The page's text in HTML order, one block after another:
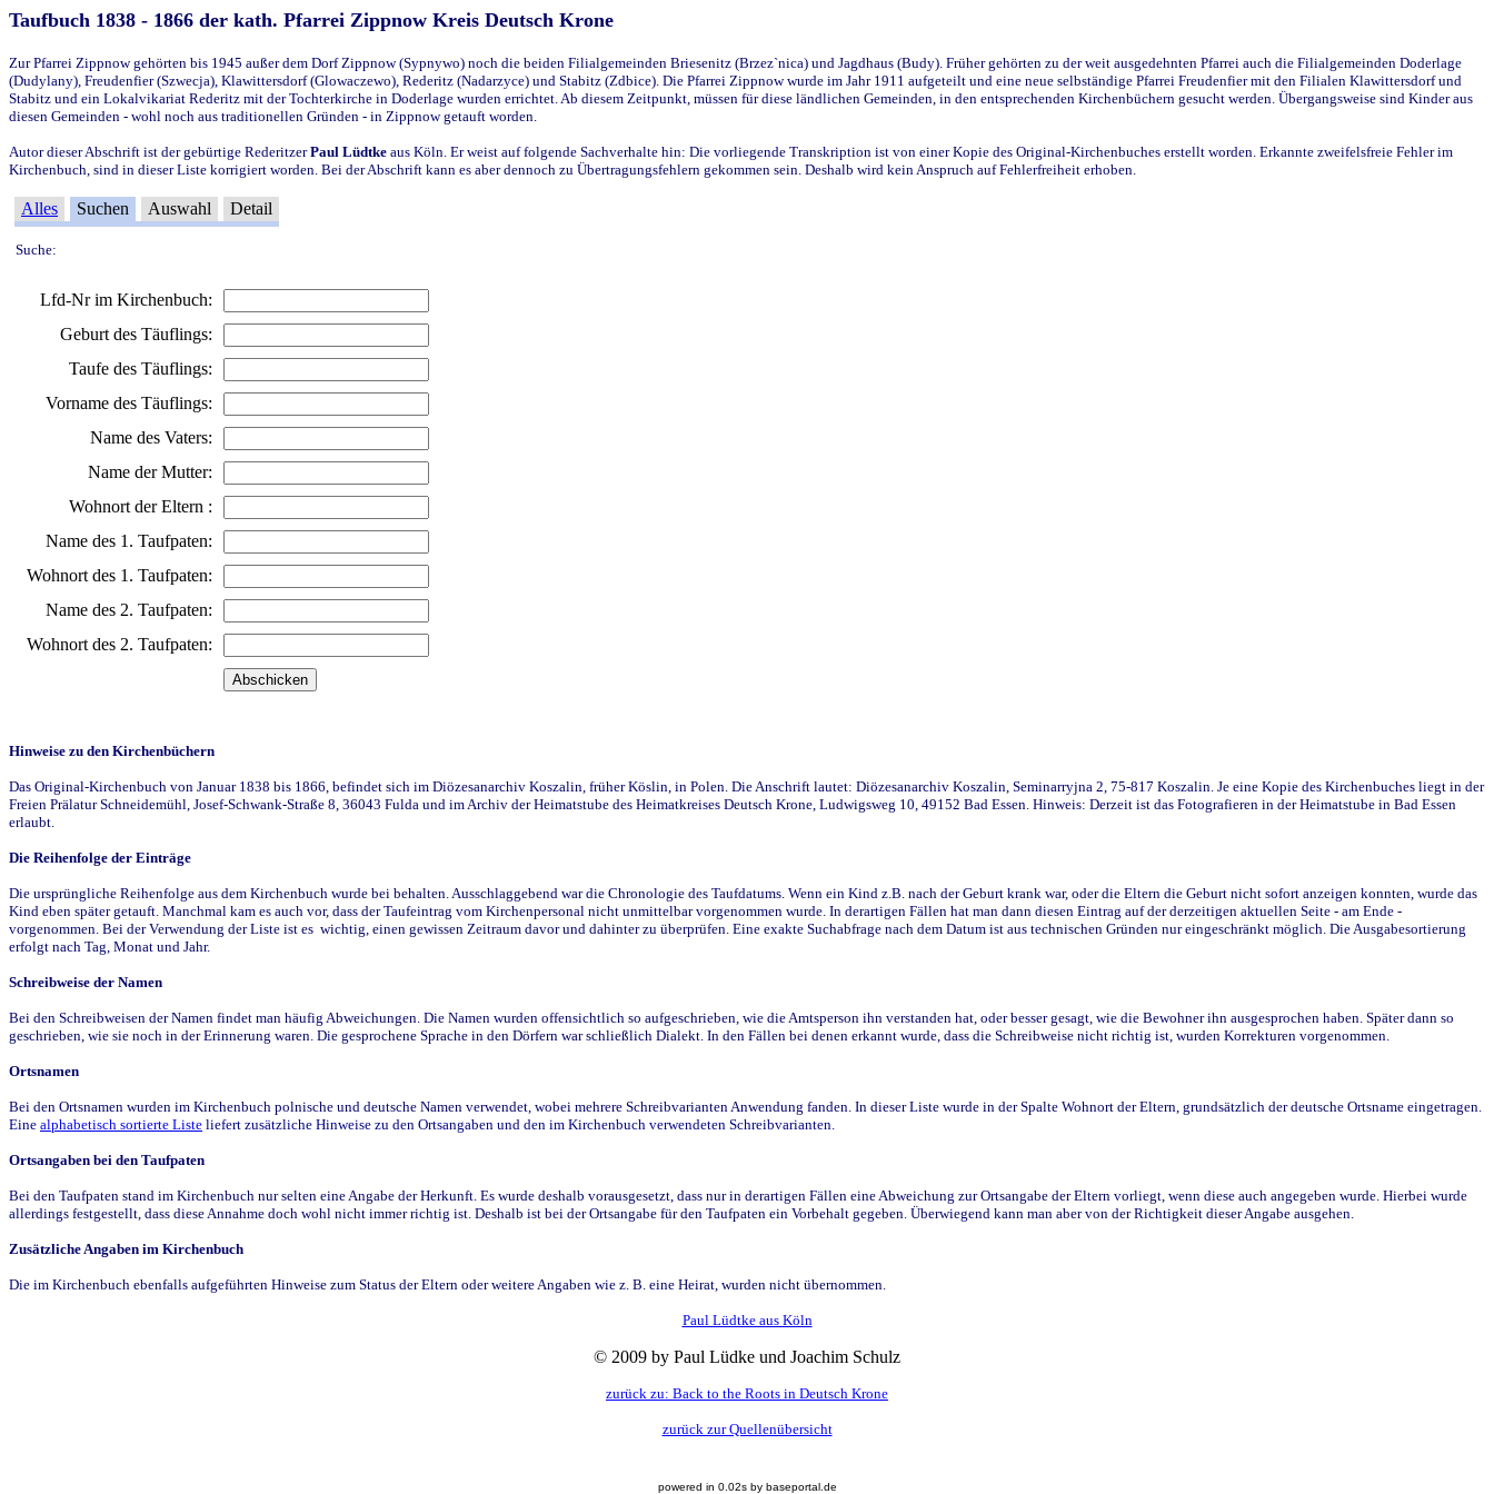
Taufbuch 1838 - 1866 der kath. Pfarrei Zippnow Kreis Deutsch Krone
Zur Pfarrei Zippnow gehörten bis 1945 außer dem Dorf Zippnow (Sypnywo) noch die beiden Filialgemeinden Briesenitz (Brzez`nica) und Jagdhaus (Budy). Früher gehörten zu der weit ausgedehnten Pfarrei auch die Filialgemeinden Doderlage
(Dudylany), Freudenfier (Szwecja), Klawittersdorf (Glowaczewo), Rederitz (Nadarzyce) und Stabitz (Zdbice). Die Pfarrei Zippnow wurde im Jahr 1911 aufgeteilt und eine neue selbständige Pfarrei Freudenfier mit den Filialen Klawittersdorf und
Stabitz und ein Lokalvikariat Rederitz mit der Tochterkirche in Doderlage wurden errichtet. Ab diesem Zeitpunkt, müssen für diese ländlichen Gemeinden, in den entsprechenden Kirchenbüchern gesucht werden. Übergangsweise sind Kinder aus
diesen Gemeinden - wohl noch aus traditionellen Gründen - in Zippnow getauft worden.
Autor dieser Abschrift ist der gebürtige RederitzerPaul Lüdtke aus Köln. Er weist auf folgende Sachverhalte hin: Die vorliegende Transkription ist von einer Kopie des Original-Kirchenbuches erstellt worden. Erkannte zweifelsfreie Fehler im
Kirchenbuch, sind in dieser Liste korrigiert worden. Bei der Abschrift kann es aber dennoch zu Übertragungsfehlern gekommen sein. Deshalb wird kein Anspruch auf Fehlerfreiheit erhoben.
Alles Suchen Auswahl Detail
Suche:
Lfd-Nr im Kirchenbuch:
Geburt des Täuflings:
Taufe des Täuflings:
Vorname des Täuflings:
Name des Vaters:
Name der Mutter:
Wohnort der Eltern :
Name des 1. Taufpaten:
Wohnort des 1. Taufpaten:
Name des 2. Taufpaten:
Wohnort des 2. Taufpaten:
Hinweise zu den Kirchenbüchern
Das Original-Kirchenbuch von Januar 1838 bis 1866, befindet sich im Diözesanarchiv Koszalin, früher Köslin, in Polen. Die Anschrift lautet: Diözesanarchiv Koszalin, Seminarryjna 2, 75-817 Koszalin. Je eine Kopie des Kirchenbuches liegt in der
Freien Prälatur Schneidemühl, Josef-Schwank-Straße 8, 36043 Fulda und im Archiv der Heimatstube des Heimatkreises Deutsch Krone, Ludwigsweg 10, 49152 Bad Essen. Hinweis: Derzeit ist das Fotografieren in der Heimatstube in Bad Essen
erlaubt.
Die Reihenfolge der Einträge
Die ursprüngliche Reihenfolge aus dem Kirchenbuch wurde bei behalten. Ausschlaggebend war die Chronologie des Taufdatums. Wenn ein Kind z.B. nach der Geburt krank war, oder die Eltern die Geburt nicht sofort anzeigen konnten, wurde das
Kind eben später getauft. Manchmal kam es auch vor, dass der Taufeintrag vom Kirchenpersonal nicht unmittelbar vorgenommen wurde. In derartigen Fällen hat man dann diesen Eintrag auf der derzeitigen aktuellen Seite - am Ende -
vorgenommen. Bei der Verwendung der Liste ist es wichtig, einen gewissen Zeitraum davor und dahinter zu überprüfen. Eine exakte Suchabfrage nach dem Datum ist aus technischen Gründen nur eingeschränkt möglich. Die Ausgabesortierung
erfolgt nach Tag, Monat und Jahr.
Schreibweise der Namen
Bei den Schreibweisen der Namen findet man häufig Abweichungen. Die Namen wurden offensichtlich so aufgeschrieben, wie die Amtsperson ihn verstanden hat, oder besser gesagt, wie die Bewohner ihn ausgesprochen haben. Später dann so
geschrieben, wie sie noch in der Erinnerung waren. Die gesprochene Sprache in den Dörfern war schließlich Dialekt. In den Fällen bei denen erkannt wurde, dass die Schreibweise nicht richtig ist, wurden Korrekturen vorgenommen.
Ortsnamen
Bei den Ortsnamen wurden im Kirchenbuch polnische und deutsche Namen verwendet, wobei mehrere Schreibvarianten Anwendung fanden. In dieser Liste wurde in der Spalte Wohnort der Eltern, grundsätzlich der deutsche Ortsname eingetragen.
Eine alphabetisch sortierte Liste liefert zusätzliche Hinweise zu den Ortsangaben und den im Kirchenbuch verwendeten Schreibvarianten.
Ortsangaben bei den Taufpaten
Bei den Taufpaten stand im Kirchenbuch nur selten eine Angabe der Herkunft. Es wurde deshalb vorausgesetzt, dass nur in derartigen Fällen eine Abweichung zur Ortsangabe der Eltern vorliegt, wenn diese auch angegeben wurde. Hierbei wurde
allerdings festgestellt, dass diese Annahme doch wohl nicht immer richtig ist. Deshalb ist bei der Ortsangabe für den Taufpaten ein Vorbehalt gegeben. Überwiegend kann man aber von der Richtigkeit dieser Angabe ausgehen.
Zusätzliche Angaben im Kirchenbuch
Die im Kirchenbuch ebenfalls aufgeführten Hinweise zum Status der Eltern oder weitere Angaben wie z. B. eine Heirat, wurden nicht übernommen.
Paul Lüdtke aus Köln
© 2009 by Paul Lüdke und Joachim Schulz
zurück zu: Back to the Roots in Deutsch Krone
zurück zur Quellenübersicht
powered in 0.02s by baseportal.de